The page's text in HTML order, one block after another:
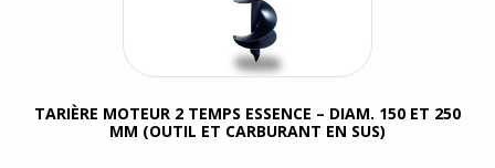
TARIÈRE MOTEUR 2 TEMPS ESSENCE – DIAM. 150 ET 250
MM (OUTIL ET CARBURANT EN SUS)